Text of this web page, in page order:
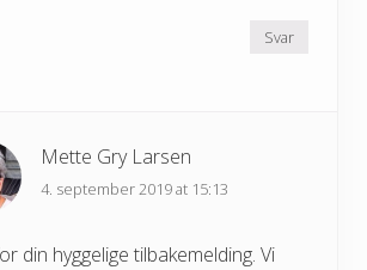
Svar
Mette Gry Larsen
4. september 2019 at 15:13
din hyggelige tilbakemelding. Vi